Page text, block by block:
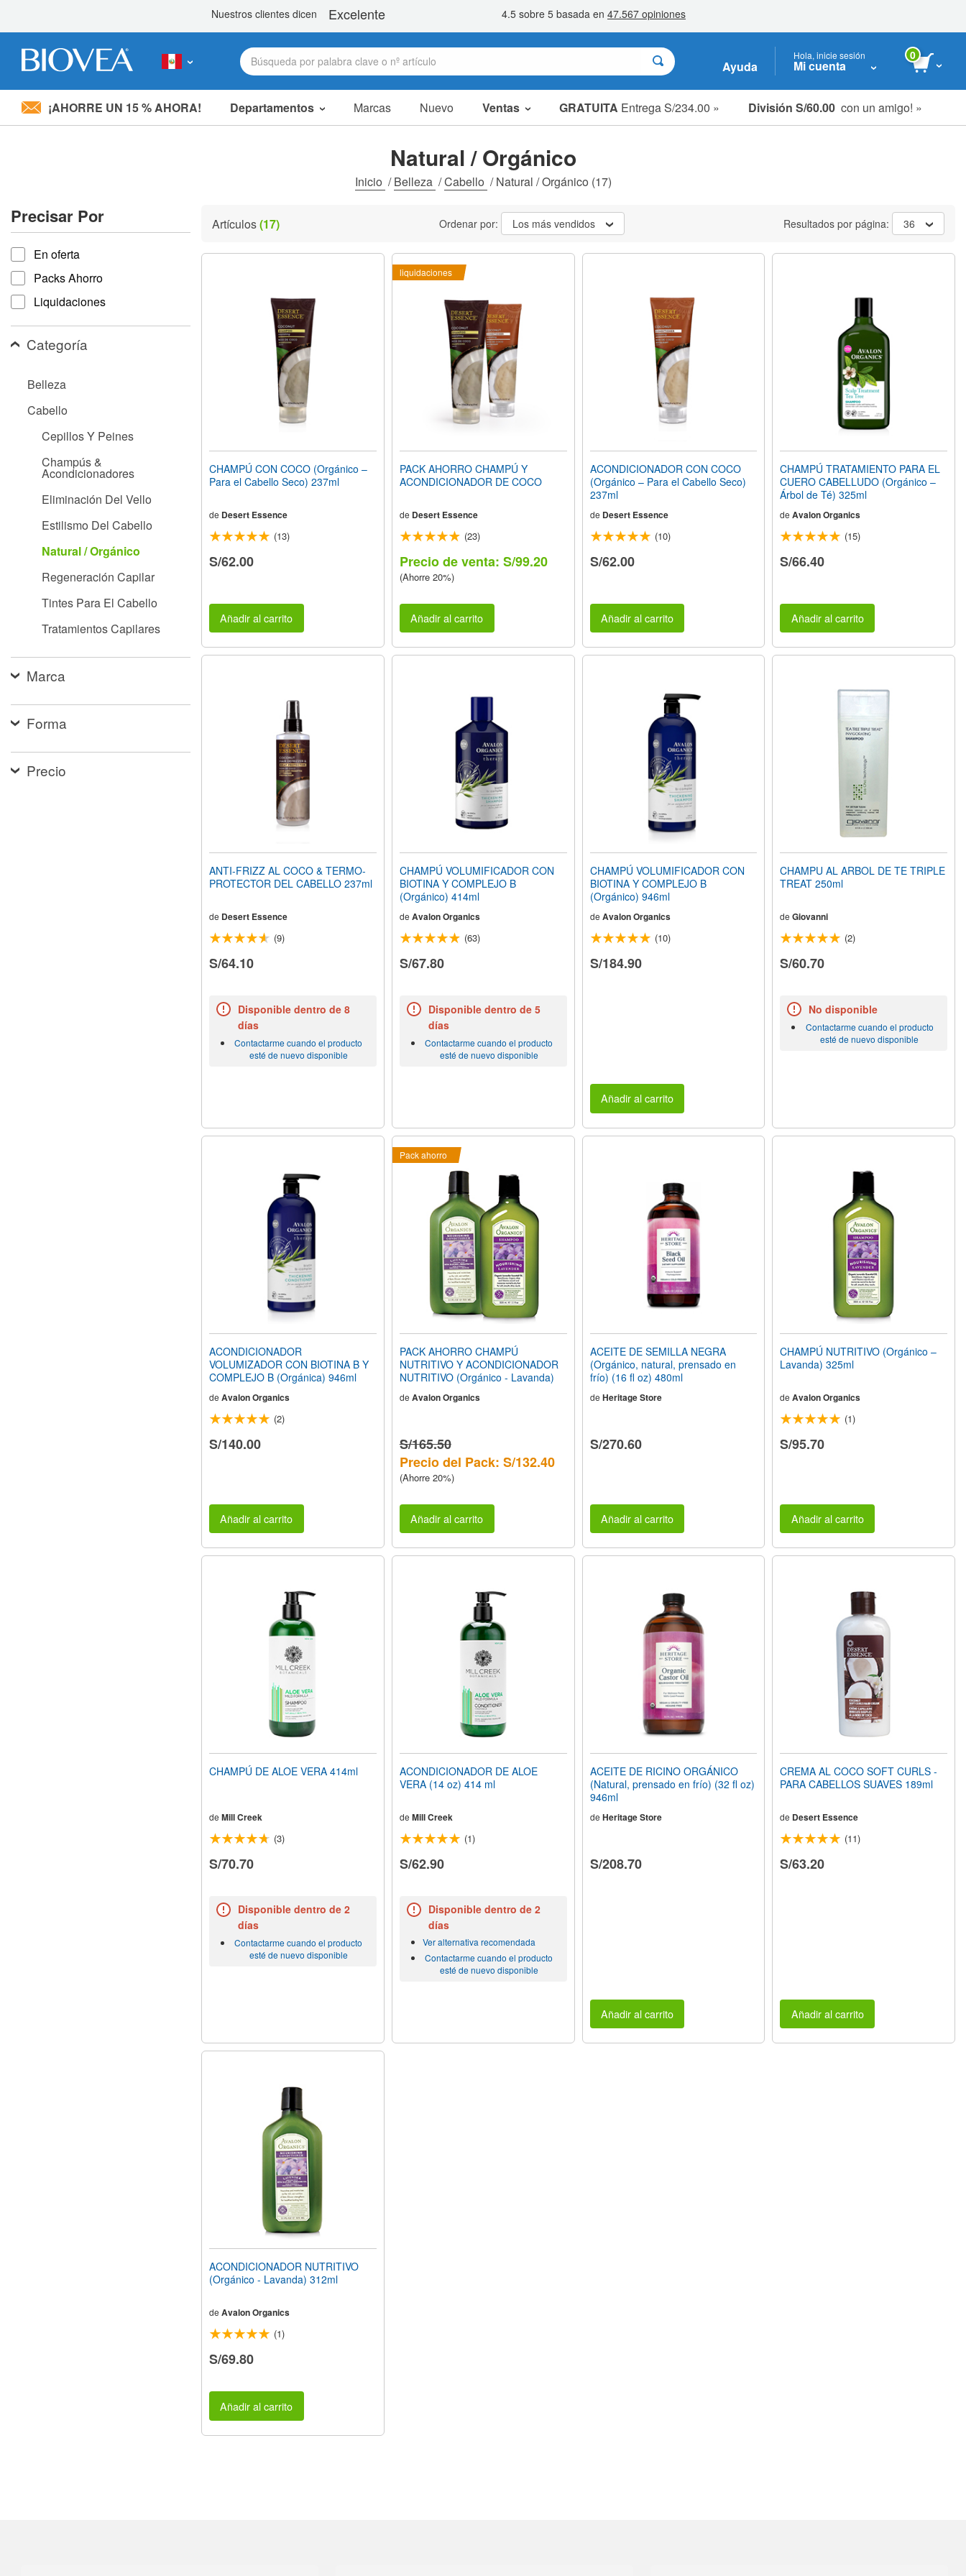
Nota:
accesibilidad.
Presione
Control-
F11
para
ajustar
visual
pantalla;
Ayuda
Hola, inicie sesión
Mi cuenta
0
¡AHORRE UN 15 % AHORA! Departamentos Marcas Nuevo Ventas GRATUITA Entrega S/234.00 » División S/60.00 con un amigo! »
Artículos en oferta
Liquidaciones
Natural / Orgánico
Inicio /Belleza /Cabello /Natural / Orgánico (17)
Precisar Por
Precisar por
En oferta
Packs Ahorro
Liquidaciones
Categoría
Belleza
Cabello
Cepillos Y Peines
Champús &
Acondicionadores
Eliminación Del Vello
Estilismo Del Cabello
Natural / Orgánico
Regeneración Capilar
Tintes Para El Cabello
Tratamientos Capilares
Marca
Forma
Precio
Artículos(17) Ordenar por: Los más vendidos Resultados por página: 36
CHAMPÚ CON COCO (Orgánico –
Para el Cabello Seco) 237ml
de Desert Essence
(13)
S/62.00
Añadir al carrito
liquidaciones
PACK AHORRO CHAMPÚ Y
ACONDICIONADOR DE COCO
de Desert Essence
(23)
Precio de venta: S/99.20
(Ahorre 20%)
Añadir al carrito
ACONDICIONADOR CON COCO
(Orgánico – Para el Cabello Seco)
237ml
de Desert Essence
(10)
S/62.00
Añadir al carrito
CHAMPÚ TRATAMIENTO PARA EL
CUERO CABELLUDO (Orgánico –
Árbol de Té) 325ml
de Avalon Organics
(15)
S/66.40
Añadir al carrito
ANTI-FRIZZ AL COCO & TERMO-
PROTECTOR DEL CABELLO 237ml
de Desert Essence
(9)
S/64.10
Disponible dentro de 8
días
Contactarme cuando el producto
esté de nuevo disponible
CHAMPÚ VOLUMIFICADOR CON
BIOTINA Y COMPLEJO B
(Orgánico) 414ml
de Avalon Organics
(63)
S/67.80
Disponible dentro de 5
días
Contactarme cuando el producto
esté de nuevo disponible
CHAMPÚ VOLUMIFICADOR CON
BIOTINA Y COMPLEJO B
(Orgánico) 946ml
de Avalon Organics
(10)
S/184.90
Añadir al carrito
CHAMPU AL ARBOL DE TE TRIPLE
TREAT 250ml
de Giovanni
(2)
S/60.70
No disponible
Contactarme cuando el producto
esté de nuevo disponible
ACONDICIONADOR
VOLUMIZADOR CON BIOTINA B Y
COMPLEJO B (Orgánica) 946ml
de Avalon Organics
(2)
S/140.00
Añadir al carrito
Pack ahorro
PACK AHORRO CHAMPÚ
NUTRITIVO Y ACONDICIONADOR
NUTRITIVO (Orgánico - Lavanda)
de Avalon Organics
S/165.50
Precio del Pack: S/132.40
(Ahorre 20%)
Añadir al carrito
ACEITE DE SEMILLA NEGRA
(Orgánico, natural, prensado en
frío) (16 fl oz) 480ml
de Heritage Store
S/270.60
Añadir al carrito
CHAMPÚ NUTRITIVO (Orgánico –
Lavanda) 325ml
de Avalon Organics
(1)
S/95.70
Añadir al carrito
CHAMPÚ DE ALOE VERA 414ml
de Mill Creek
(3)
S/70.70
Disponible dentro de 2
días
Contactarme cuando el producto
esté de nuevo disponible
ACONDICIONADOR DE ALOE
VERA (14 oz) 414 ml
de Mill Creek
(1)
S/62.90
Disponible dentro de 2
días
Ver alternativa recomendada
Contactarme cuando el producto
esté de nuevo disponible
ACEITE DE RICINO ORGÁNICO
(Natural, prensado en frío) (32 fl oz)
946ml
de Heritage Store
S/208.70
Añadir al carrito
CREMA AL COCO SOFT CURLS -
PARA CABELLOS SUAVES 189ml
de Desert Essence
(11)
S/63.20
Añadir al carrito
ACONDICIONADOR NUTRITIVO
(Orgánico - Lavanda) 312ml
de Avalon Organics
(1)
S/69.80
Añadir al carrito